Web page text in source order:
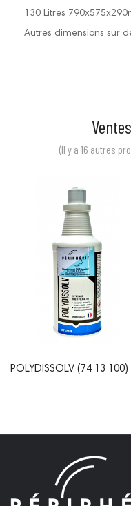
130 Litres
Autres dimensions sur
(Il y a 16 autres
POLYDISSOLV (74 13 100)